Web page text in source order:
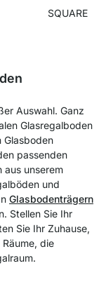
SQUARE
Auswahl. Ganz
Glasregalboden
Glasboden
passenden
aus unserem
und
Glasbodenträgern
Stellen Sie Ihr
Sie Ihr Zuhause,
die